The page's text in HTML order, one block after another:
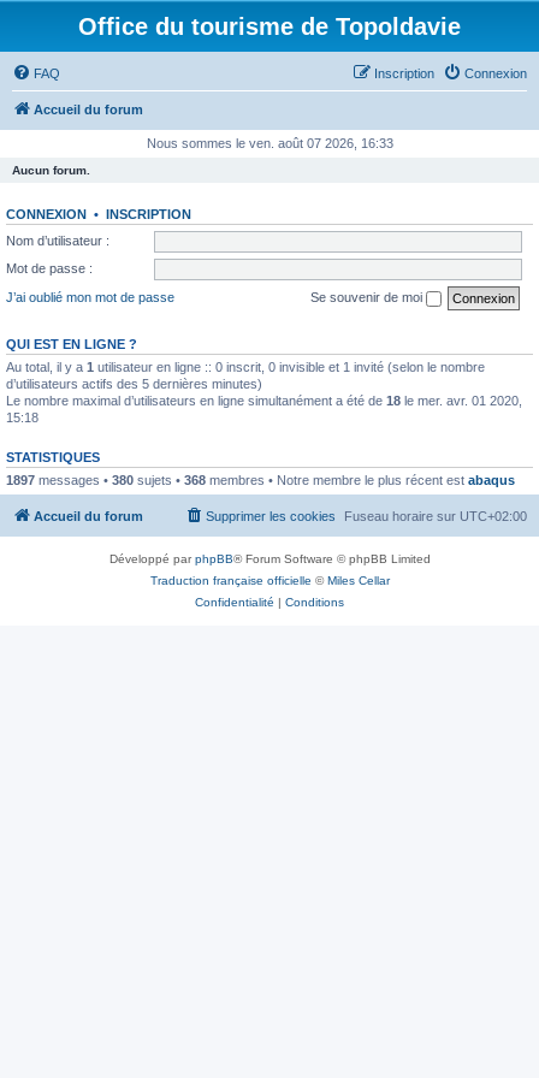
Office du tourisme de Topoldavie
FAQ Connexion
Inscription
Accueil du forum
Nous sommes le ven. août 07 2026, 16:33
Aucun forum.
CONNEXION • INSCRIPTION
Nom d’utilisateur :
Mot de passe :
J’ai oublié mon mot de passe
Se souvenir de moi
QUI EST EN LIGNE ?
Au total, il y a 1 utilisateur en ligne :: 0 inscrit, 0 invisible et 1 invité (selon le nombre
d’utilisateurs actifs des 5 dernières minutes)
Le nombre maximal d’utilisateurs en ligne simultanément a été de 18 le mer. avr. 01 2020,
15:18
STATISTIQUES
1897 messages • 380 sujets • 368 membres • Notre membre le plus récent est abaqus
Accueil du forum Fuseau horaire sur UTC+02:00
Supprimer les cookies
Développé parphpBB® Forum Software © phpBB Limited
Traduction française officielle ©Miles Cellar
Confidentialité | Conditions